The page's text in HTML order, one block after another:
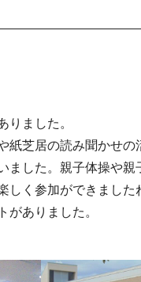
ました。
芝居の読み聞かせの
した。親子体操や親
く参加ができました
がありました。